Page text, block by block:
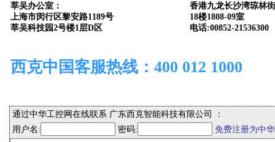
莘吴办公室：
上海市闵行区黎安路1189号
莘吴科技园2号楼1层D区
香港九龙长沙湾琼林
18楼1808-09室
电话:00852-21536300
西克中国客服热线：400 012 1000
通过中华工控网在线联系 广东西克智能科技有限公司 ：
用户名:
密码: 免费注册为中